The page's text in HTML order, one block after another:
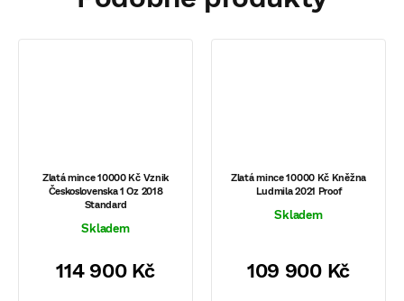
Zlatá mince 10000 Kč Vznik
Československa 1 Oz 2018
Standard
Skladem
114 900 Kč
Zlatá mince 10000 Kč Kněžna
Ludmila 2021 Proof
Skladem
109 900 Kč